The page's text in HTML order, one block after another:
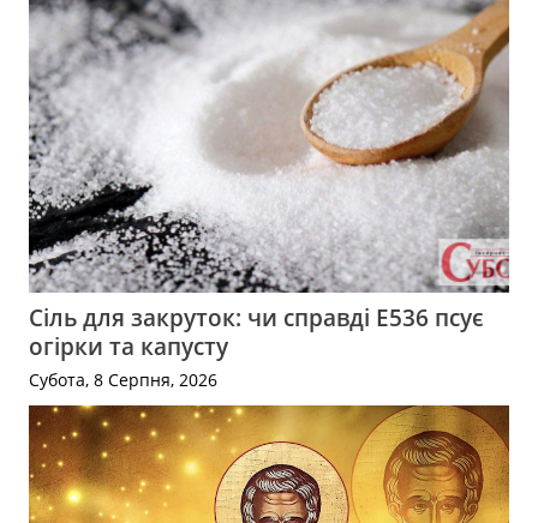
Сіль для закруток: чи справді Е536 псує
огірки та капусту
Субота, 8 Серпня, 2026